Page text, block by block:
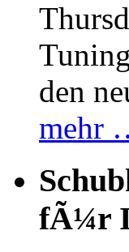
den
mehr
fÃ¼r